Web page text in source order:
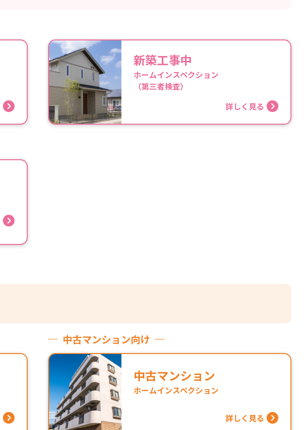
新築工事中
ホームインスペクション
（第三者検査）
詳しく見る
中古マンション向け
中古マンション
ホームインスペクション
詳しく見る